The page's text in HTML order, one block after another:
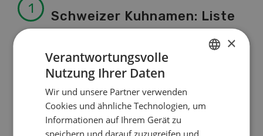
Schweizer Kuhnamen: Liste
von A-Z
Pflanzenbau
Erst das Ziel, dann die
Zwischenfrucht
×
Verantwortungsvolle
Nutzung Ihrer Daten
Wir und unsere Partner verwenden
Cookies und ähnliche Technologien, um
Informationen auf Ihrem Gerät zu
speichern und darauf zuzugreifen und